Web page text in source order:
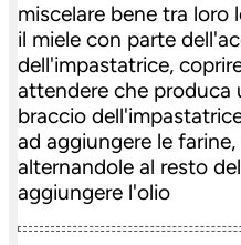
miscelare bene tra loro
il miele con parte
dell'impastatrice,
attendere che produca
braccio
ad aggiungere le
alternandole al resto
aggiungere l'olio